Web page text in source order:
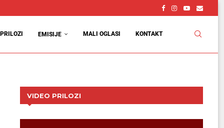
PRILOZI EMISIJE MALI OGLASI KONTAKT
VIDEO PRILOZI